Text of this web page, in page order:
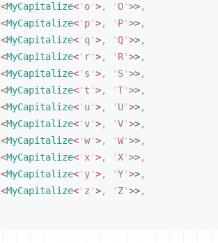
<MyCapitalize<' o'>, 'O'>>,
<MyCapitalize<' p'>, ' P'>>,
<MyCapitalize<' q'>, 'Q'>>,
<MyCapitalize<' r'>, ' R'>>,
<MyCapitalize<' s '>, ' S'>>,
<MyCapitalize<' t '>, 'T'>>,
<MyCapitalize<' u'>, ' U'>>,
<MyCapitalize<'v'>, 'V'>>,
<MyCapitalize<'w'>, 'W'>>,
<MyCapitalize<' x'>, ' X'>>,
<MyCapitalize<' y'>, 'Y'>>,
<MyCapitalize<' z '>, ' Z'>>,